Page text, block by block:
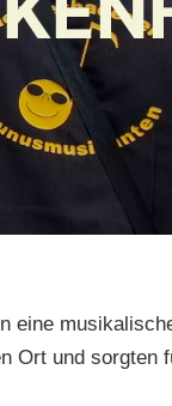
eine
Ort und sorgten